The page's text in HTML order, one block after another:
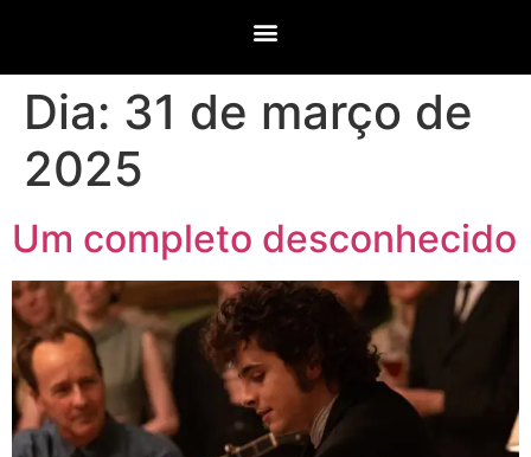
Dia: 31 de março de
2025
Um completo desconhecido